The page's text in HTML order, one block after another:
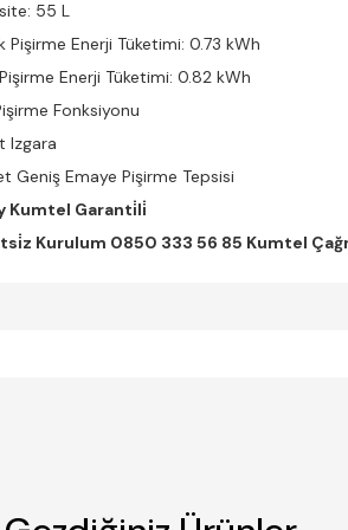
55 L
Pişirme Enerji Tüketimi: 0.73 kWh
Pişirme Enerji Tüketimi: 0.82 kWh
Fonksiyonu
Izgara
Geniş Emaye Pişirme Tepsisi
Kumtel Garanti̇li̇
Kurulum 0850 333 56 85 Kumtel